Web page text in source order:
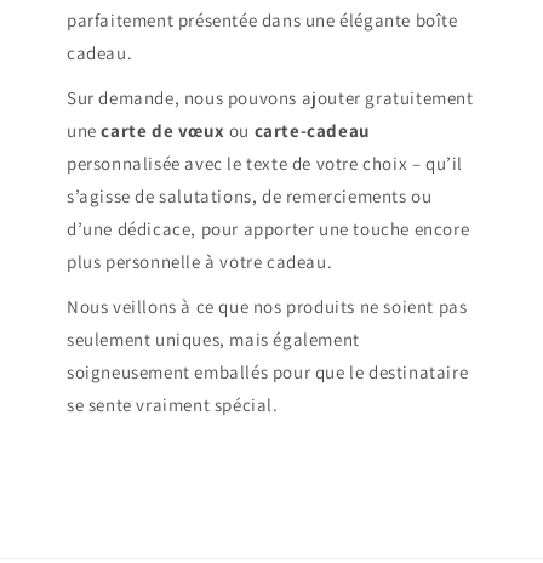
parfaitement présentée dans une élégante boîte
cadeau.
Sur demande, nous pouvons ajouter gratuitement
unecarte de vœux ou carte-cadeau
personnalisée avec le texte de votre choix – qu’il
s’agisse de salutations, de remerciements ou
d’une dédicace, pour apporter une touche encore
plus personnelle à votre cadeau.
Nous veillons à ce que nos produits ne soient pas
seulement uniques, mais également
soigneusement emballés pour que le destinataire
se sente vraiment spécial.